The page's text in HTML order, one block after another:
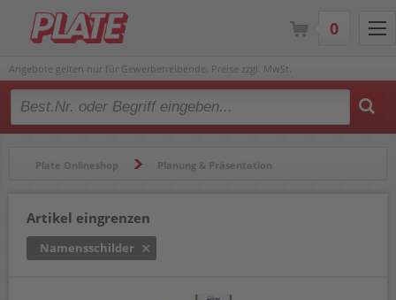
Angebote gelten nur für Gewerbetreibende. Preise zzgl. MwSt.
Type 2 or more characters for results.
Plate Onlineshop Planung & Präsentation
Artikel eingrenzen
Namensschilder
0